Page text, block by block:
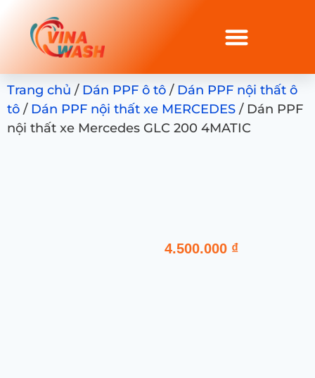
Trang chủ / Dán PPF ô tô / Dán PPF nội thất ô
tô / Dán PPF nội thất xe MERCEDES / Dán PPF
nội thất xe Mercedes GLC 200 4MATIC
4.500.000 ₫